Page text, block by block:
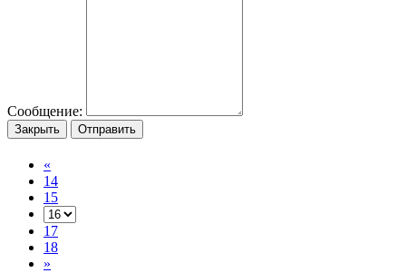
Сообщение:
Закрыть Отправить
«
14
15
17
18
»